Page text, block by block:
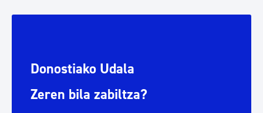
Donostiako Udala
Zeren bila zabiltza?